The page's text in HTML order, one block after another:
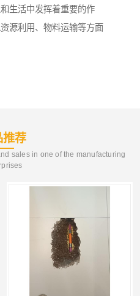
生活中发挥着重要的作
源利用、物料运输等方面
推荐
sales in one of the manufacturing